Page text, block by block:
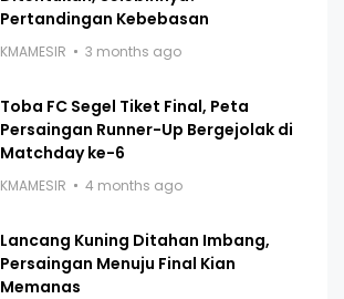
Pertandingan Kebebasan
KMAMESIR 3 months ago
Toba FC Segel Tiket Final, Peta
Persaingan Runner-Up Bergejolak di
Matchday ke-6
KMAMESIR 4 months ago
Lancang Kuning Ditahan Imbang,
Persaingan Menuju Final Kian
Memanas